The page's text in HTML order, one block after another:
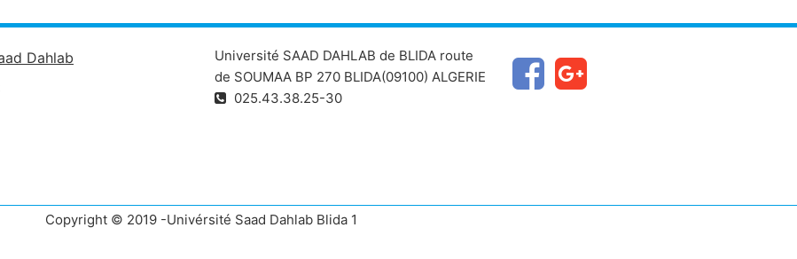
Dahlab
Université SAAD DAHLAB de BLIDA route
de SOUMAA BP 270 BLIDA(09100) ALGERIE
025.43.38.25-30
Copyright © 2019 -Univérsité Saad Dahlab Blida 1